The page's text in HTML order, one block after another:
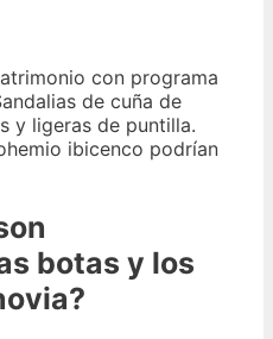
con programa
de cuña de
y ligeras de puntilla.
ibicenco podrían
botas y los